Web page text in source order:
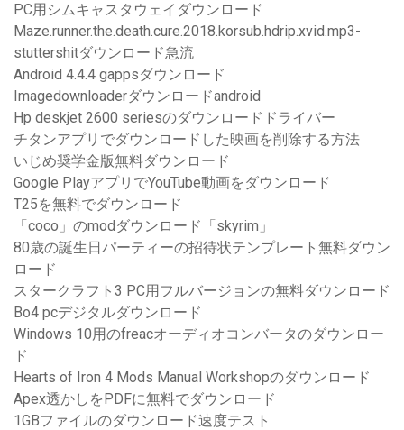
PC用シムキャスタウェイダウンロード
Maze.runner.the.death.cure.2018.korsub.hdrip.xvid.mp3-
stuttershitダウンロード急流
Android 4.4.4 gappsダウンロード
Imagedownloaderダウンロードandroid
Hp deskjet 2600 seriesのダウンロードドライバー
チタンアプリでダウンロードした映画を削除する方法
いじめ奨学金版無料ダウンロード
Google PlayアプリでYouTube動画をダウンロード
T25を無料でダウンロード
「coco」のmodダウンロード「skyrim」
80歳の誕生日パーティーの招待状テンプレート無料ダウン
ロード
スタークラフト3 PC用フルバージョンの無料ダウンロード
Bo4 pcデジタルダウンロード
Windows 10用のfreacオーディオコンバータのダウンロー
ド
Hearts of Iron 4 Mods Manual Workshopのダウンロード
Apex透かしをPDFに無料でダウンロード
1GBファイルのダウンロード速度テスト